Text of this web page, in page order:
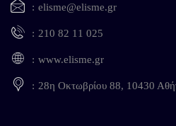
elisme@elisme.gr
210 82 11 025
www.elisme.gr
28η Οκτωβρίου 88, 10430